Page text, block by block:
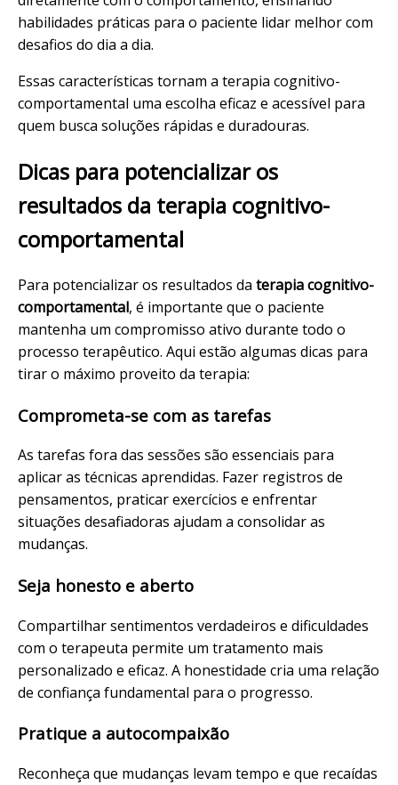
habilidades práticas para o paciente lidar melhor com
desafios do dia a dia.
Essas características tornam a terapia cognitivo-
comportamental uma escolha eficaz e acessível para
quem busca soluções rápidas e duradouras.
Dicas para potencializar os
resultados da terapia cognitivo-
comportamental
Para potencializar os resultados da terapia cognitivo-
comportamental, é importante que o paciente
mantenha um compromisso ativo durante todo o
processo terapêutico. Aqui estão algumas dicas para
tirar o máximo proveito da terapia:
Comprometa-se com as tarefas
As tarefas fora das sessões são essenciais para
aplicar as técnicas aprendidas. Fazer registros de
pensamentos, praticar exercícios e enfrentar
situações desafiadoras ajudam a consolidar as
mudanças.
Seja honesto e aberto
Compartilhar sentimentos verdadeiros e dificuldades
com o terapeuta permite um tratamento mais
personalizado e eficaz. A honestidade cria uma relação
de confiança fundamental para o progresso.
Pratique a autocompaixão
Reconheça que mudanças levam tempo e que recaídas